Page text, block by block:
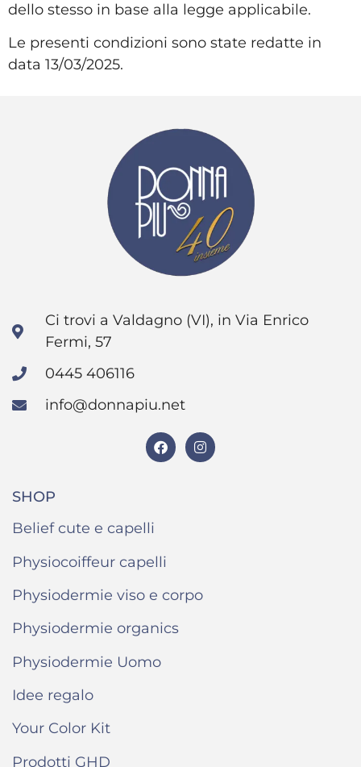
dello stesso in base alla legge applicabile.
Le presenti condizioni sono state redatte in
data 13/03/2025.
Ci trovi a Valdagno (VI), in Via Enrico
Fermi, 57
0445 406116
info@donnapiu.net
SHOP
Belief cute e capelli
Physiocoiffeur capelli
Physiodermie viso e corpo
Physiodermie organics
Physiodermie Uomo
Idee regalo
Your Color Kit
Prodotti GHD